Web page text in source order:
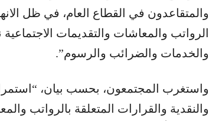
والمتقاعدون في القطاع العام، في ظل
الرواتب والمعاشات والتقديمات الاجتماعية
والخدمات والضرائب والرسوم”.
واستغرب المجتمعون، بحسب بيان،
والنقدية والقرارات المتعلقة بالرواتب